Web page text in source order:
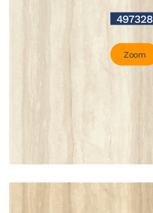
497328
Zoom